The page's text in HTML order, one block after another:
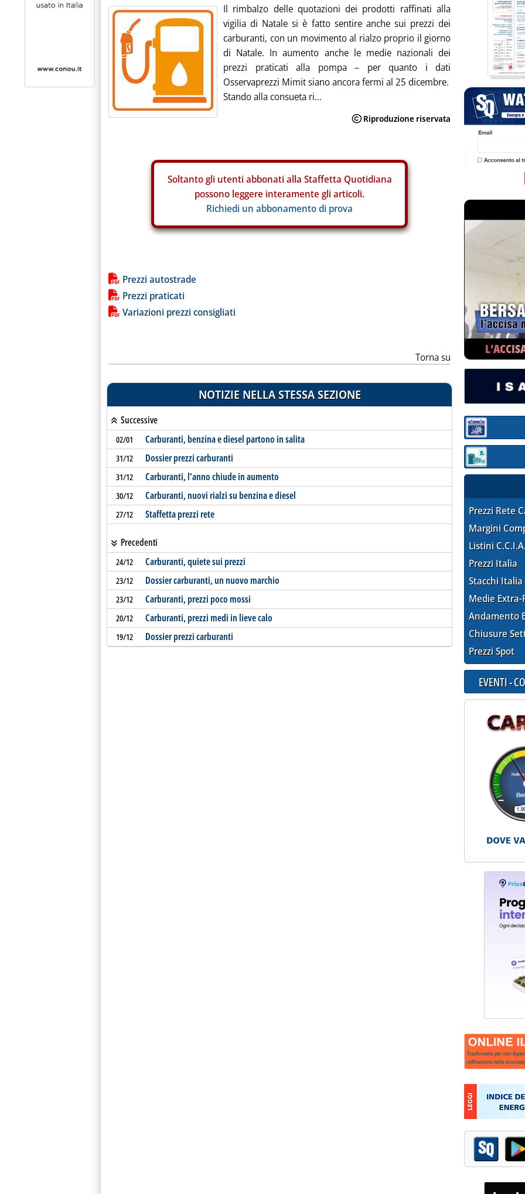
Il rimbalzo delle quotazioni dei prodotti raffinati alla
vigilia di Natale si è fatto sentire anche sui prezzi dei
carburanti, con un movimento al rialzo proprio il giorno
di Natale. In aumento anche le medie nazionali dei
prezzi praticati alla pompa – per quanto i dati
Osservaprezzi Mimit siano ancora fermi al 25 dicembre.
Stando alla consueta ri...
Soltanto gli utenti abbonati alla Staffetta Quotidiana
possono leggere interamente gli articoli.
Richiedi un abbonamento di prova
Lista allegati PDF alla notizia
Prezzi autostrade
Prezzi praticati
Variazioni prezzi consigliati
Torna su
NOTIZIE NELLA STESSA SEZIONE
Successive
02/01 Carburanti, benzina e diesel partono in salita
31/12 Dossier prezzi carburanti
31/12 Carburanti, l'anno chiude in aumento
30/12 Carburanti, nuovi rialzi su benzina e diesel
27/12 Staffetta prezzi rete
Precedenti
24/12 Carburanti, quiete sui prezzi
23/12 Dossier carburanti, un nuovo marchio
23/12 Carburanti, prezzi poco mossi
20/12 Carburanti, prezzi medi in lieve calo
19/12 Dossier prezzi carburanti
Sezione:
Sezione:
Prezzi Rete
Margini
Listini
Prezzi Italia
Stacchi Italia
Medie Extra-
Andamento
Chiusure
Prezzi Spot
EVENTI -